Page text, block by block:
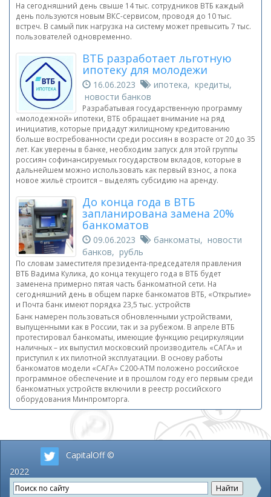
На сегодняшний день свыше 14 тыс. сотрудников ВТБ каждый
день пользуются новым ВКС-сервисом, проводя до 10 тыс.
встреч. В самый пик нагрузка на систему может превысить 7 тыс.
пользователей одновременно.
ВТБ разработает льготную
ипотеку для молодежи
16.06.2023
ипотека, кредиты,
новости банков
Разрабатывая государственную программу
«молодежной» ипотеки, ВТБ обращает внимание на ряд
инициатив, которые придадут жилищному кредитованию
больше востребованности среди россиян в возрасте от 20 до 35
лет. Как уверены в банке, необходим запуск для этой группы
россиян софинансируемых государством вкладов, которые в
дальнейшем можно использовать как первый взнос, а пока
новое жильё строится – выделять субсидию на аренду.
До конца года в ВТБ
запланирована замена 20%
банкоматов
09.06.2023
банкоматы, новости
банков, рубль
По словам заместителя президента-председателя правления
ВТБ Вадима Кулика, до конца текущего года в ВТБ будет
заменена примерно пятая часть банкоматной сети. На
сегодняшний день в общем парке банкоматов ВТБ, «Открытие»
и Почта банк имеют порядка 23,5 тыс. устройств
Банк намерен пользоваться обновленными устройствами,
выпущенными как в России, так и за рубежом. В апреле ВТБ
протестировал банкоматы, имеющие функцию рециркуляции
наличных – их выпустил московский производитель «САГА» и
приступил к их пилотной эксплуатации. В основу работы
банкоматов модели «САГА» С200-АТМ положено российское
программное обеспечение и в прошлом году его первым среди
банкоматных устройств включили в реестр российского
оборудования Минпромторга.
CapitalOff ©
2022